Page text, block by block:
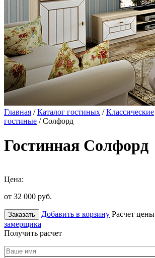
Главная /Каталог гостиных /Классические
гостиные / Солфорд
Гостинная Солфорд
Цена:
от 32 000 руб.
Заказать Добавить в корзину Расчет цены
замерщика
Получить расчет